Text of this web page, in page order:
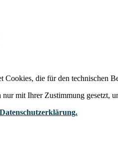
Cookies, die für den technischen
mit Ihrer Zustimmung gesetzt,